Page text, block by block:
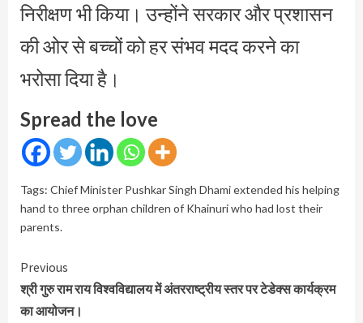
निरीक्षण भी किया। उन्होंने सरकार और प्रशासन
की ओर से बच्चों को हर संभव मदद करने का
भरोसा दिया है।
Spread the love
Tags: Chief Minister Pushkar Singh Dhami extended his helping
hand to three orphan children of Khainuri who had lost their
parents.
Continue
Reading
Previous
श्री गुरु राम राय विश्वविद्यालय में अंतरराष्ट्रीय स्तर पर टेडेक्स कार्यक्रम
का आयोजन।